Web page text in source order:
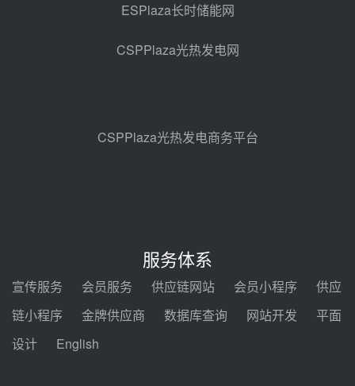
中能建华中试研院中标重能新疆
100MW光热项目机组调试及性能
试验
昨天 08-05 10:41
格局
昨天 08-05 09:11
锅中标格尔木项目蒸汽发生系统
甘肃建投安装公司赴京洽谈，深化
瓜州、博州光热项目战略合作
ESPlaza长时储能网
CSPPlaza光热发电网
CSPPlaza光热发电商务平台
服务体系
宣传服务 会员服务 供应链网站 会员小程序
供应
链小程序
金牌供应商 数据库查询 网站开发
平面
设计
English